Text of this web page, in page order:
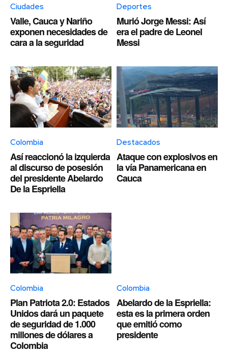
Ciudades
Valle, Cauca y Nariño
exponen necesidades de
cara a la seguridad
Deportes
Murió Jorge Messi: Así
era el padre de Leonel
Messi
Colombia
Así reaccionó la izquierda
al discurso de posesión
del presidente Abelardo
De la Espriella
Destacados
Ataque con explosivos en
la vía Panamericana en
Cauca
Colombia
Plan Patriota 2.0: Estados
Unidos dará un paquete
de seguridad de 1.000
millones de dólares a
Colombia
Colombia
Abelardo de la Espriella:
esta es la primera orden
que emitió como
presidente